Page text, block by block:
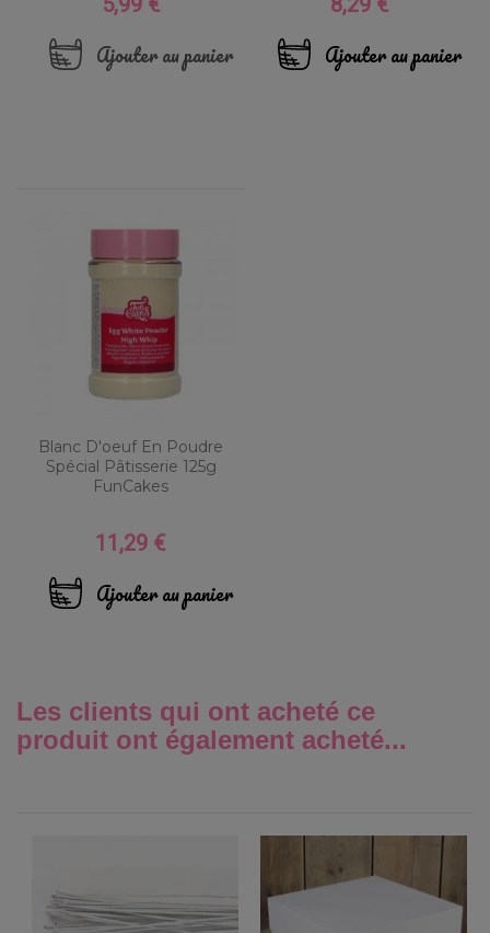
Ajouter au panier Ajouter au panier
Blanc D'oeuf En Poudre
Spécial Pâtisserie 125g
FunCakes
Prix
11,29 €
Ajouter au panier
Les clients qui ont acheté ce
produit ont également acheté...